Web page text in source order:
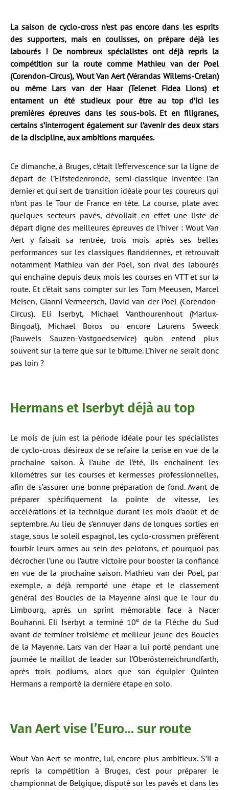
La saison de cyclo-cross n’est pas encore dans les esprits
des supporters, mais en coulisses, on prépare déjà les
labourés ! De nombreux spécialistes ont déjà repris la
compétition sur la route comme Mathieu van der Poel
(Corendon-Circus), Wout Van Aert (Vérandas Willems-Crelan)
ou même Lars van der Haar (Telenet Fidea Lions) et
entament un été studieux pour être au top d’ici les
premières épreuves dans les sous-bois. Et en filigranes,
certains s’interrogent également sur l’avenir des deux stars
de la discipline, aux ambitions marquées.
Ce dimanche, à Bruges, c’était l’effervescence sur la ligne de
départ de l’Elfstedenronde, semi-classique inventée l’an
dernier et qui sert de transition idéale pour les coureurs qui
n’ont pas le Tour de France en tête. La course, plate avec
quelques secteurs pavés, dévoilait en effet une liste de
départ digne des meilleures épreuves de l’hiver : Wout Van
Aert y faisait sa rentrée, trois mois après ses belles
performances sur les classiques flandriennes, et retrouvait
notamment Mathieu van der Poel, son rival des labourés
qui enchaîne depuis deux mois les courses en VTT et sur la
route. Et c’était sans compter sur les Tom Meeusen, Marcel
Meisen, Gianni Vermeersch, David van der Poel (Corendon-
Circus), Eli Iserbyt, Michael Vanthourenhout (Marlux-
Bingoal), Michael Boros ou encore Laurens Sweeck
(Pauwels Sauzen-Vastgoedservice) qu’on entend plus
souvent sur la terre que sur le bitume. L’hiver ne serait donc
pas loin ?
Hermans et Iserbyt déjà au top
Le mois de juin est la période idéale pour les spécialistes
de cyclo-cross désireux de se refaire la cerise en vue de la
prochaine saison. À l’aube de l’été, ils enchaînent les
kilomètres sur les courses et kermesses professionnelles,
afin de s’assurer une bonne préparation de fond. Avant de
préparer spécifiquement la pointe de vitesse, les
accélérations et la technique durant les mois d’août et de
septembre. Au lieu de s’ennuyer dans de longues sorties en
stage, sous le soleil espagnol, les cyclo-crossmen préfèrent
fourbir leurs armes au sein des pelotons, et pourquoi pas
décrocher l’une ou l’autre victoire pour booster la confiance
en vue de la prochaine saison. Mathieu van der Poel, par
exemple, a déjà remporté une étape et le classement
général des Boucles de la Mayenne ainsi que le Tour du
Limbourg, après un sprint mémorable face à Nacer
Bouhanni. Eli Iserbyt a terminé 10e de la Flèche du Sud
avant de terminer troisième et meilleur jeune des Boucles
de la Mayenne. Lars van der Haar a lui porté pendant une
journée le maillot de leader sur l’Oberösterreichrundfarth,
après trois podiums, alors que son équipier Quinten
Hermans a remporté la dernière étape en solo.
Van Aert vise l’Euro… sur route
Wout Van Aert se montre, lui, encore plus ambitieux. S’il a
repris la compétition à Bruges, c’est pour préparer le
championnat de Belgique, disputé sur les pavés et dans les